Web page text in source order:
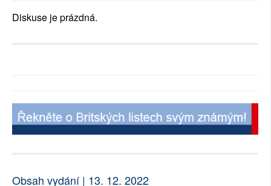
Diskuse je prázdná.
Obsah vydání | 13. 12. 2022